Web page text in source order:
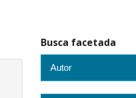
Busca facetada
Autor